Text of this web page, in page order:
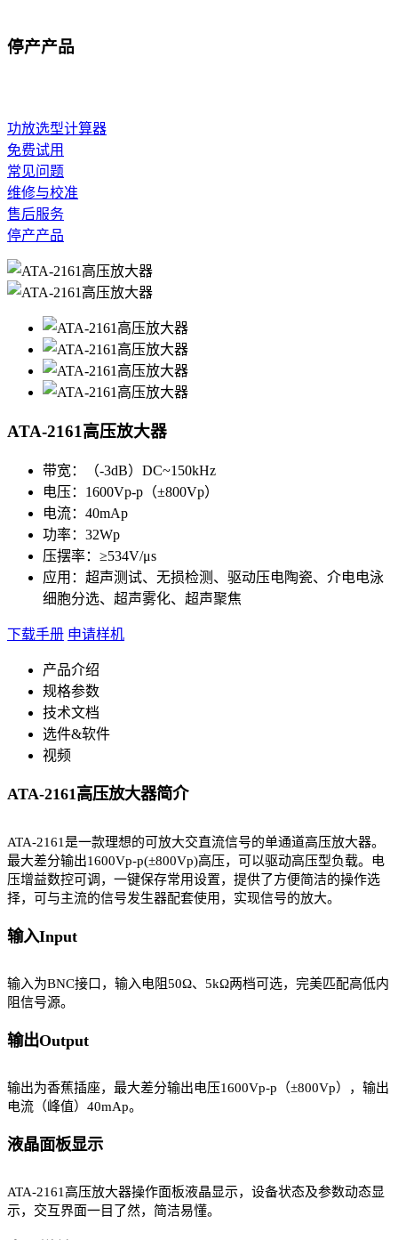
停产产品
功放选型计算器
免费试用
常见问题
维修与校准
售后服务
停产产品
ATA-2161高压放大器
带宽：（-3dB）DC~150kHz
电压：1600Vp-p（±800Vp）
电流：40mAp
功率：32Wp
压摆率：≥534V/μs
应用：超声测试、无损检测、驱动压电陶瓷、介电电泳
细胞分选、超声雾化、超声聚焦
下载手册 申请样机
产品介绍
规格参数
技术文档
选件&软件
视频
ATA-2161高压放大器简介
ATA-2161是一款理想的可放大交直流信号的单通道高压放大器。
最大差分输出1600Vp-p(±800Vp)高压，可以驱动高压型负载。电
压增益数控可调，一键保存常用设置，提供了方便简洁的操作选
择，可与主流的信号发生器配套使用，实现信号的放大。
输入Input
输入为BNC接口，输入电阻50Ω、5kΩ两档可选，完美匹配高低内
阻信号源。
输出Output
输出为香蕉插座，最大差分输出电压1600Vp-p（±800Vp），输出
电流（峰值）40mAp。
液晶面板显示
ATA-2161高压放大器操作面板液晶显示，设备状态及参数动态显
示，交互界面一目了然，简洁易懂。